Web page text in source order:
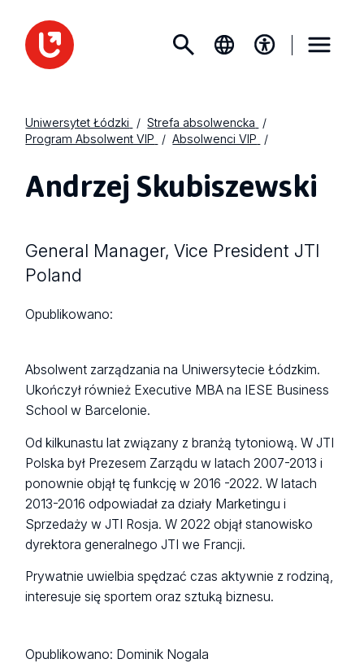
Uniwersytet Łódzki
Strefa absolwencka
Program Absolwent VIP
Absolwenci VIP
Andrzej Skubiszewski
General Manager, Vice President JTI
Poland
Opublikowano:
Absolwent zarządzania na Uniwersytecie Łódzkim.
Ukończył również Executive MBA na IESE Business
School w Barcelonie.
Od kilkunastu lat związany z branżą tytoniową. W JTI
Polska był Prezesem Zarządu w latach 2007-2013 i
ponownie objął tę funkcję w 2016 -2022. W latach
2013-2016 odpowiadał za działy Marketingu i
Sprzedaży w JTI Rosja. W 2022 objął stanowisko
dyrektora generalnego JTI we Francji.
Prywatnie uwielbia spędzać czas aktywnie z rodziną,
interesuje się sportem oraz sztuką biznesu.
Opublikowano: Dominik Nogala